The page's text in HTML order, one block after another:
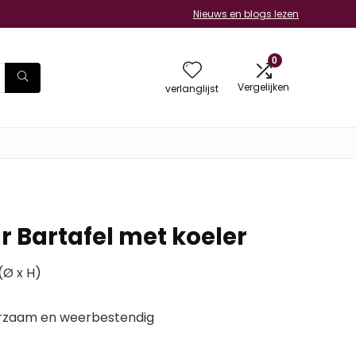
Nieuws en blogs lezen
verlanglijst
0
Vergelijken
Bartafel met koeler
x H)
en weerbestendig